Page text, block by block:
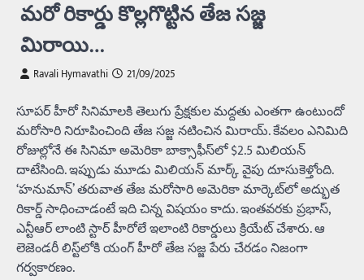
మరో రికార్డు కొల్లగొట్టిన తేజ సజ్జ
మిరాయి…
Ravali Hymavathi 21/09/2025
సూపర్ హీరో సినిమాలకి తెలుగు ప్రేక్షకుల మద్దతు ఎంతగా ఉంటుందో
మరోసారి నిరూపించింది తేజ సజ్జ నటించిన మిరాయ్. కేవలం ఎనిమిది
రోజుల్లోనే ఈ సినిమా అమెరికా బాక్సాఫీస్‌లో $2.5 మిలియన్
దాటేసింది. ఇప్పుడు మూడు మిలియన్ మార్క్ వైపు దూసుకెళ్తోంది.
‘హనుమాన్’ తరువాత తేజ మరోసారి అమెరికా మార్కెట్‌లో అద్భుత
రికార్డ్ సాధించాడంటే ఇది చిన్న విషయం కాదు. ఇంతవరకు ప్ర‌భాస్‌,
ఎన్టీఆర్ లాంటి స్టార్ హీరోలే ఇలాంటి రికార్డులు క్రియేట్ చేశారు. ఆ
లెజెండరీ లిస్ట్‌లోకి యంగ్ హీరో తేజ సజ్జ పేరు చేరడం నిజంగా
గర్వకారణం.